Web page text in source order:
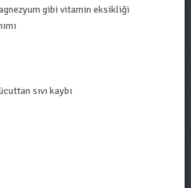
gibi vitamin eksikliği
sıvı kaybı